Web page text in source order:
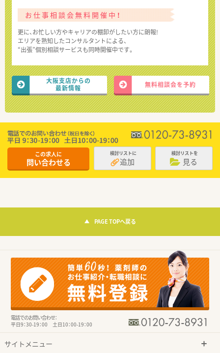
お仕事相談会無料開催中！
更に、お忙しい方やキャリアの棚卸がしたい方に朗報!
エリアを熟知したコンサルタントによる、
“出張”個別相談サービスも同時開催中です。
大阪支店からの
最新情報
無料相談会を予約
この求人に
問い合わせる
検討リストに
追加
検討リストを
見る
PAGE TOPへ戻る
電話でのお問い合わせ：
平日9：30-19：00 土日10：00-19：00
サイトメニュー